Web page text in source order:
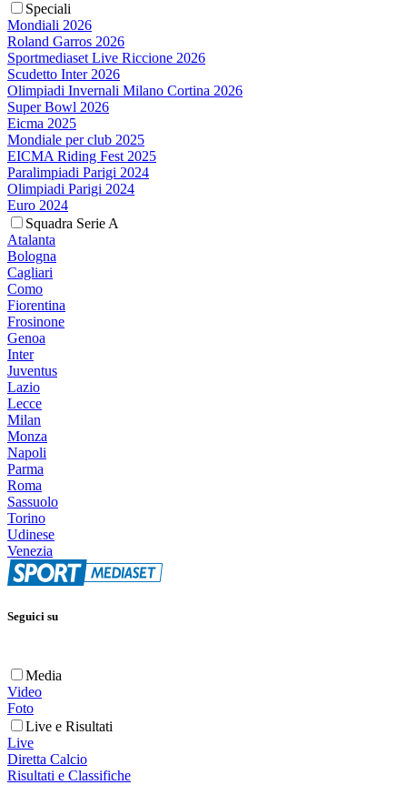
Speciali
Mondiali 2026
Roland Garros 2026
Sportmediaset Live Riccione 2026
Scudetto Inter 2026
Olimpiadi Invernali Milano Cortina 2026
Super Bowl 2026
Eicma 2025
Mondiale per club 2025
EICMA Riding Fest 2025
Paralimpiadi Parigi 2024
Olimpiadi Parigi 2024
Euro 2024
Squadra Serie A
Atalanta
Bologna
Cagliari
Como
Fiorentina
Frosinone
Genoa
Inter
Juventus
Lazio
Lecce
Milan
Monza
Napoli
Parma
Roma
Sassuolo
Torino
Udinese
Venezia
Seguici su
Media
Video
Foto
Live e Risultati
Live
Diretta Calcio
Risultati e Classifiche